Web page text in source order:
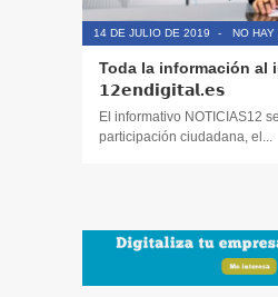
14 DE JULIO DE 2019 - NO HAY
Toda la información al
𝟭𝟮𝗲𝗻𝗱𝗶𝗴𝗶𝘁𝗮𝗹.𝗲𝘀
El informativo NOTICIAS12
participación ciudadana, el...